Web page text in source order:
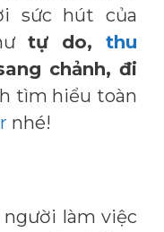
sức hút của
tự do, thu
chảnh, đi
tìm hiểu toàn
nhé!
người làm việc